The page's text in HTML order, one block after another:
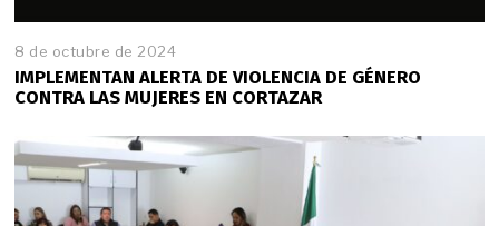
8 de octubre de 2024
IMPLEMENTAN ALERTA DE VIOLENCIA DE GÉNERO
CONTRA LAS MUJERES EN CORTAZAR